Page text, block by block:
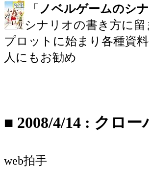
「 ノベルゲームのシ
シナリオの書き方に
プロットに始まり各種資
人にもお勧め
■ 2008/4/14 : クロー
web拍手